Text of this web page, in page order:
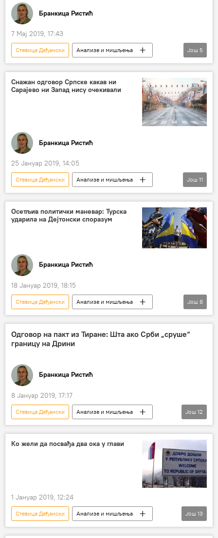
Бранкица Ристић
7 Мај 2019, 17:43
Стевица Деђански
Анализе и мишљења
Коментари и Аналитика
ЕК
претња
Босна и Херцеговина (БиХ)
Република Српска (РС)
Још 5
Снажан одговор Српске какав ни
Сарајево ни Запад нису очекивали
Бранкица Ристић
25 Јануар 2019, 14:05
Стевица Деђански
Анализе и мишљења
Политика
Вести
Свет
Балканске игре без граница
Република Српска (РС)
Бошњаци
Регион
Босна и Херцеговина (БиХ)
Још 11
Осетљив политички маневар: Турска
ударила на Дејтонски споразум
Бранкица Ристић
18 Јануар 2019, 18:15
Стевица Деђански
Анализе и мишљења
Вести
Свет
Балканске игре без граница
Анђелко Козомара
Регион
Још 8
Одговор на пакт из Тиране: Шта ако Срби „сруше“
границу на Дрини
Бранкица Ристић
8 Јануар 2019, 17:17
Стевица Деђански
Анализе и мишљења
Политика
Вести
Свет
Балканске игре без граница
отворене границе
Еди Рама
Још 12
Ко жели да посвађа два ока у глави
1 Јануар 2019, 12:24
Стевица Деђански
Анализе и мишљења
Србија
Црна Гора
Још 13